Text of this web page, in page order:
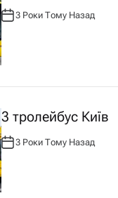
А
Т
О
Р
:
3 Роки Тому Назад
3 тролейбус Київ
А
В
Т
О
Р
:
3 Роки Тому Назад